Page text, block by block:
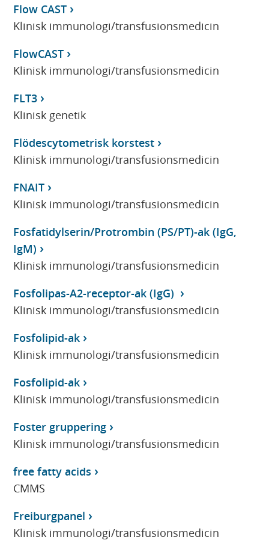
Flow CAST
Klinisk immunologi/transfusionsmedicin
FlowCAST
Klinisk immunologi/transfusionsmedicin
FLT3
Klinisk genetik
Flödescytometrisk korstest
Klinisk immunologi/transfusionsmedicin
FNAIT
Klinisk immunologi/transfusionsmedicin
Fosfatidylserin/Protrombin (PS/PT)-ak (IgG,
IgM)
Klinisk immunologi/transfusionsmedicin
Fosfolipas-A2-receptor-ak (IgG)
Klinisk immunologi/transfusionsmedicin
Fosfolipid-ak
Klinisk immunologi/transfusionsmedicin
Fosfolipid-ak
Klinisk immunologi/transfusionsmedicin
Foster gruppering
Klinisk immunologi/transfusionsmedicin
free fatty acids
CMMS
Freiburgpanel
Klinisk immunologi/transfusionsmedicin